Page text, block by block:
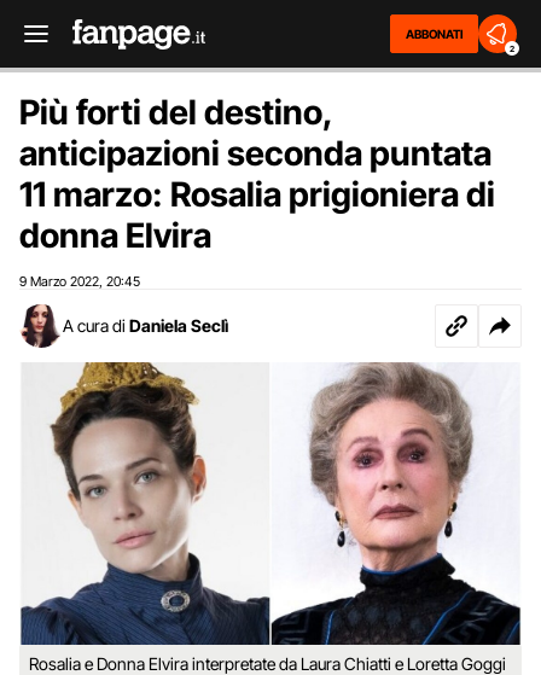
ABBONATI
2
Più forti del destino,
anticipazioni seconda puntata
11 marzo: Rosalia prigioniera di
donna Elvira
9 Marzo 2022 20:45
A cura di Daniela Seclì
Rosalia e Donna Elvira interpretate da Laura Chiatti e Loretta Goggi